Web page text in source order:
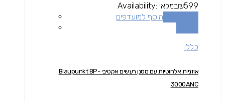
₪599
Availability: במלאי
הוסף למועדפים
כללי
אוזניות אלחוטיות עם מסנן רעשים אקטיבי Blaupunkt BP-
3000ANC